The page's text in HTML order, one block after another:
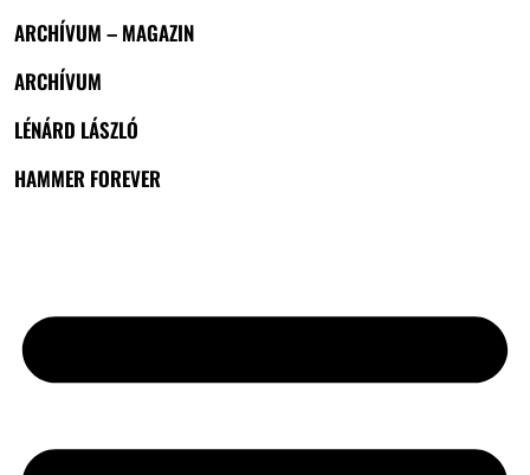
ARCHÍVUM – MAGAZIN
ARCHÍVUM
LÉNÁRD LÁSZLÓ
HAMMER FOREVER